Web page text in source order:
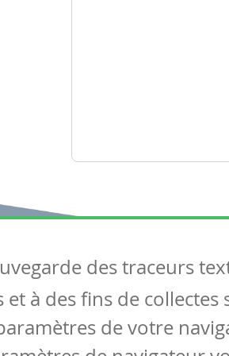
Articles
Tous les articles
Articles DYS
des traceurs
à des fins de collectes
de votre